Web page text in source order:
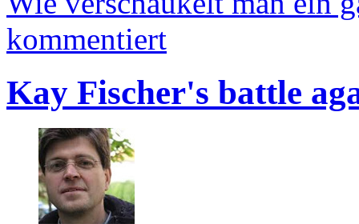
kommentiert
Kay Fischer's battle